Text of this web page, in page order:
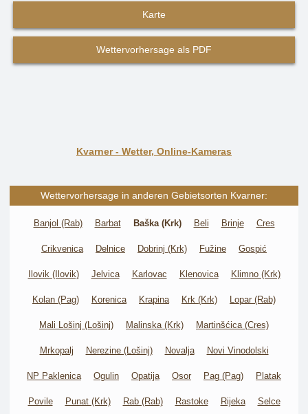
Karte
Wettervorhersage als PDF
Kvarner - Wetter, Online-Kameras
Wettervorhersage in anderen Gebietsorten Kvarner:
Banjol (Rab) Barbat Baška (Krk) Beli Brinje Cres
Crikvenica Delnice Dobrinj (Krk) Fužine Gospić
Ilovik (Ilovik) Jelvica Karlovac Klenovica Klimno (Krk)
Kolan (Pag) Korenica Krapina Krk (Krk) Lopar (Rab)
Mali Lošinj (Lošinj) Malinska (Krk) Martinšćica (Cres)
Mrkopalj Nerezine (Lošinj) Novalja Novi Vinodolski
NP Paklenica Ogulin Opatija Osor Pag (Pag) Platak
Povile Punat (Krk) Rab (Rab) Rastoke Rijeka Selce